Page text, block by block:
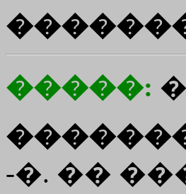
�����:
-�. ��